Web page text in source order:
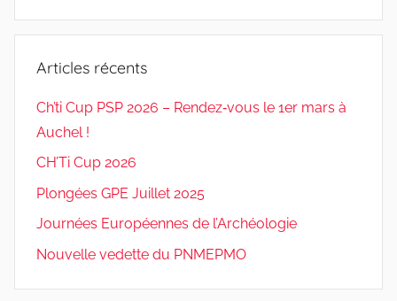
Articles récents
Ch’ti Cup PSP 2026 – Rendez‑vous le 1er mars à
Auchel !
CH’Ti Cup 2026
Plongées GPE Juillet 2025
Journées Européennes de l’Archéologie
Nouvelle vedette du PNMEPMO